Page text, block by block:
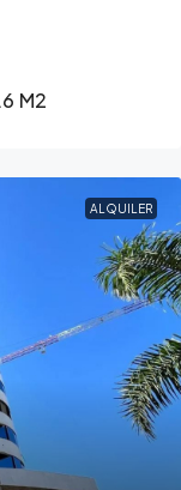
M2
ALQUILER